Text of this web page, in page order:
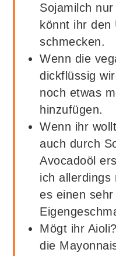
Sojamilch
könnt ihr den
schmecken.
Wenn die
dickflüssig
noch etwas
hinzufügen.
Wenn ihr
auch durch
Avocadoöl
ich allerdings
es einen
Mögt ihr
die